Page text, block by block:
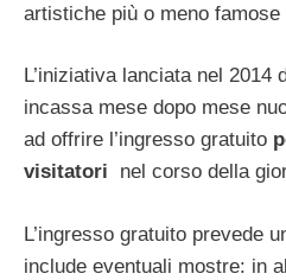
artistiche più o meno
L’iniziativa lanciata nel
incassa mese dopo mese
ad offrire l’ingresso gratuito
visitatori nel corso della
L’ingresso gratuito prevede
include eventuali mostre: in